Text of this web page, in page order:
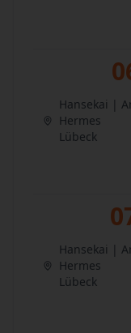
Hansekai |
Hermes
Lübeck
Hansekai |
Hermes
Lübeck